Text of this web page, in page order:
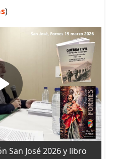
)
San José 2026 y libro